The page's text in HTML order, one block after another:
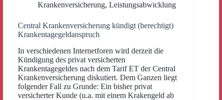
Krankenversicherung, Leistungsabwicklung
Central Krankenversicherung kündigt (berechtigt)
Krankentagegeldanspruch
In verschiedenen Internetforen wird derzeit die
Kündigung des privat versicherten
Krankentagegeldes nach dem Tarif ET der Central
Krankenversicherung diskutiert. Dem Ganzen liegt
folgender Fall zu Grunde: Ein bisher privat
versicherter Kunde (u.a. mit einem Krakengeld ab